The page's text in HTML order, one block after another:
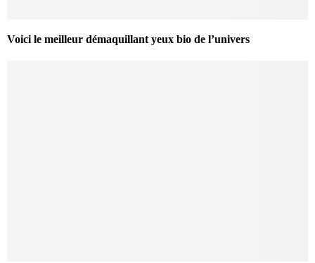
Voici le meilleur démaquillant yeux bio de l’univers